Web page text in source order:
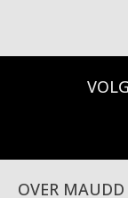
OVER MAUDD